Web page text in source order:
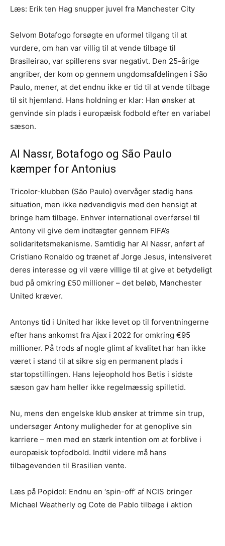
Læs: Erik ten Hag snupper juvel fra Manchester City
Selvom Botafogo forsøgte en uformel tilgang til at
vurdere, om han var villig til at vende tilbage til
Brasileirao, var spillerens svar negativt. Den 25-årige
angriber, der kom op gennem ungdomsafdelingen i São
Paulo, mener, at det endnu ikke er tid til at vende tilbage
til sit hjemland. Hans holdning er klar: Han ønsker at
genvinde sin plads i europæisk fodbold efter en variabel
sæson.
Al Nassr, Botafogo og São Paulo
kæmper for Antonius
Tricolor-klubben (São Paulo) overvåger stadig hans
situation, men ikke nødvendigvis med den hensigt at
bringe ham tilbage. Enhver international overførsel til
Antony vil give dem indtægter gennem FIFA’s
solidaritetsmekanisme. Samtidig har Al Nassr, anført af
Cristiano Ronaldo og trænet af Jorge Jesus, intensiveret
deres interesse og vil være villige til at give et betydeligt
bud på omkring £50 millioner – det beløb, Manchester
United kræver.
Antonys tid i United har ikke levet op til forventningerne
efter hans ankomst fra Ajax i 2022 for omkring €95
millioner. På trods af nogle glimt af kvalitet har han ikke
været i stand til at sikre sig en permanent plads i
startopstillingen. Hans lejeophold hos Betis i sidste
sæson gav ham heller ikke regelmæssig spilletid.
Nu, mens den engelske klub ønsker at trimme sin trup,
undersøger Antony muligheder for at genoplive sin
karriere – men med en stærk intention om at forblive i
europæisk topfodbold. Indtil videre må hans
tilbagevenden til Brasilien vente.
Læs på Popidol: Endnu en ‘spin-off’ af NCIS bringer
Michael Weatherly og Cote de Pablo tilbage i aktion